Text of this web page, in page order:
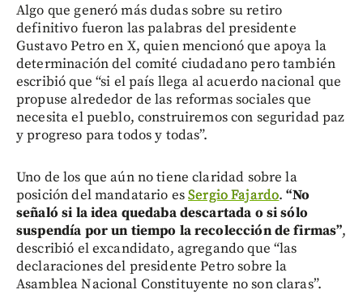
Algo que generó más dudas sobre su retiro
definitivo fueron las palabras del presidente
Gustavo Petro en X, quien mencionó que apoya la
determinación del comité ciudadano pero también
escribió que “si el país llega al acuerdo nacional que
propuse alrededor de las reformas sociales que
necesita el pueblo, construiremos con seguridad paz
y progreso para todos y todas”.
Uno de los que aún no tiene claridad sobre la
posición del mandatario esSergio Fajardo.“No
señaló si la idea quedaba descartada o si sólo
suspendía por un tiempo la recolección de firmas”,
describió el excandidato, agregando que “las
declaraciones del presidente Petro sobre la
Asamblea Nacional Constituyente no son claras”.